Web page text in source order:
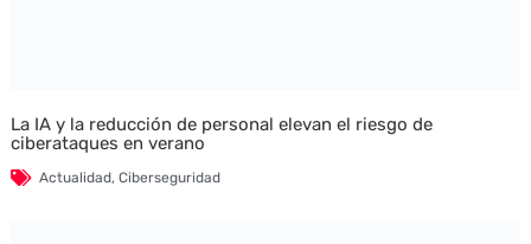
La IA y la reducción de personal elevan el riesgo de
ciberataques en verano
Actualidad, Ciberseguridad